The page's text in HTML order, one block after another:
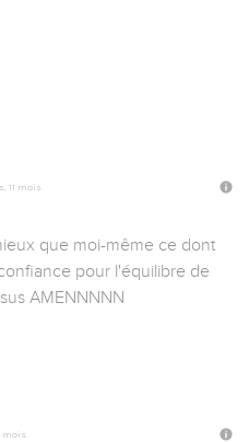
11 mois
que moi-même ce dont
pour l'équilibre de
AMENNNNN
mois